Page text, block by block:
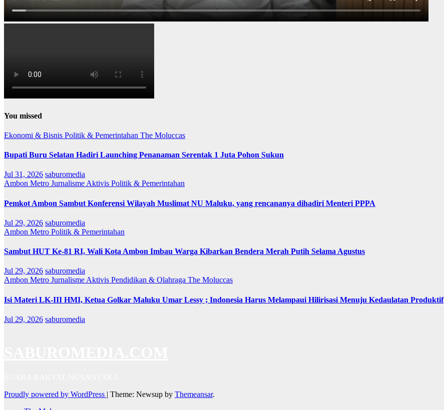
You missed
Ekonomi & Bisnis Politik & Pemerintahan The Moluccas
Bupati Buru Selatan Hadiri Launching Penanaman Serentak 1 Juta Pohon Sukun
Jul 31, 2026 saburomedia
Ambon Metro Jurnalisme Aktivis Politik & Pemerintahan
Pemkot Ambon Sambut Konferensi Wilayah Muslimat NU Maluku, yang rencananya dihadiri Menteri PPPA
Jul 29, 2026 saburomedia
Ambon Metro Politik & Pemerintahan
Sambut HUT Ke-81 RI, Wali Kota Ambon Imbau Warga Kibarkan Bendera Merah Putih Selama Agustus
Jul 29, 2026 saburomedia
Ambon Metro Jurnalisme Aktivis Pendidikan & Olahraga The Moluccas
Isi Materi LK-III HMI, Ketua Golkar Maluku Umar Lessy ; Indonesia Harus Melampaui Hilirisasi Menuju Kedaulatan Produktif
Jul 29, 2026 saburomedia
Proudly powered by WordPress | Theme: Newsup by Themeansar.